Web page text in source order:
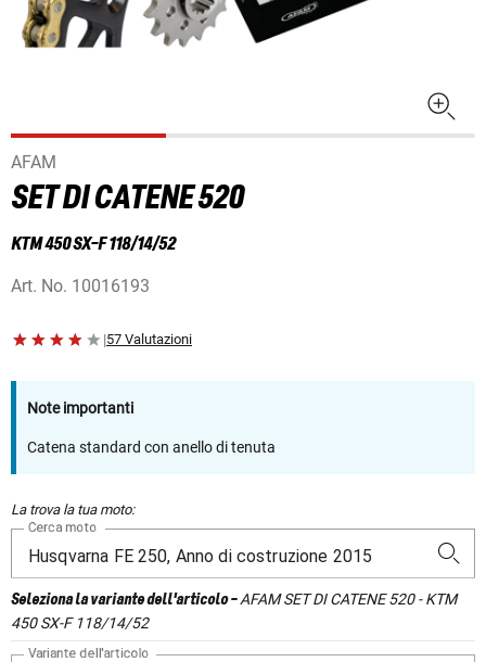
AFAM
SET DI CATENE 520
KTM 450 SX-F 118/14/52
Art. No. 10016193
|57 Valutazioni
Note importanti
Catena standard con anello di tenuta
La trova la tua moto:
Cerca moto
Seleziona la variante dell'articolo-AFAM SET DI CATENE 520 - KTM
450 SX-F 118/14/52
Variante dell'articolo